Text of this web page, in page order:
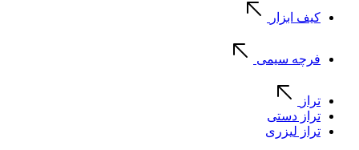
کیف ابزار
فرچه سیمی
تراز
تراز دستی
تراز لیزری